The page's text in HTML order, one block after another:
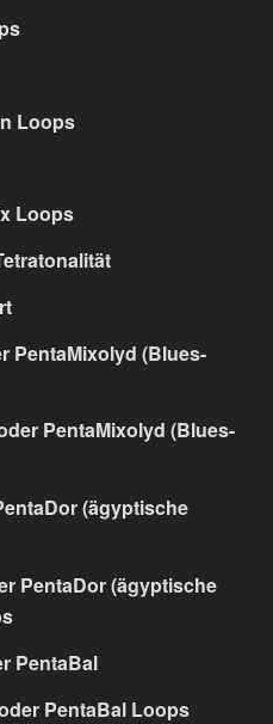
Loops
Loops
PentaMixolyd (Blues-
PentaMixolyd (Blues-
(ägyptische
PentaDor (ägyptische
PentaBal
PentaBal Loops